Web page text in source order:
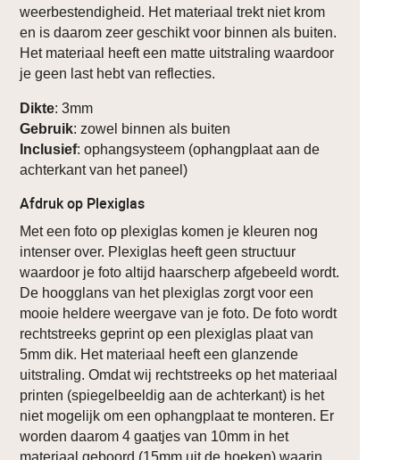
weerbestendigheid. Het materiaal trekt niet krom
en is daarom zeer geschikt voor binnen als buiten.
Het materiaal heeft een matte uitstraling waardoor
je geen last hebt van reflecties.
Dikte: 3mm
Gebruik: zowel binnen als buiten
Inclusief: ophangsysteem (ophangplaat aan de
achterkant van het paneel)
Afdruk op Plexiglas
Met een foto op plexiglas komen je kleuren nog
intenser over. Plexiglas heeft geen structuur
waardoor je foto altijd haarscherp afgebeeld wordt.
De hoogglans van het plexiglas zorgt voor een
mooie heldere weergave van je foto. De foto wordt
rechtstreeks geprint op een plexiglas plaat van
5mm dik. Het materiaal heeft een glanzende
uitstraling. Omdat wij rechtstreeks op het materiaal
printen (spiegelbeeldig aan de achterkant) is het
niet mogelijk om een ophangplaat te monteren. Er
worden daarom 4 gaatjes van 10mm in het
materiaal geboord (15mm uit de hoeken) waarin